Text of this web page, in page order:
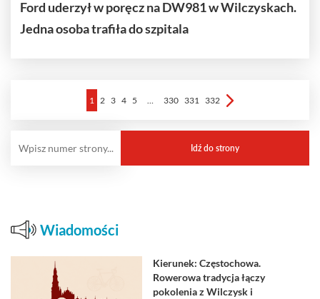
Ford uderzył w poręcz na DW981 w Wilczyskach.
Jedna osoba trafiła do szpitala
1 2 3 4 5 … 330 331 332
Wiadomości
Kierunek: Częstochowa.
Rowerowa tradycja łączy
pokolenia z Wilczysk i